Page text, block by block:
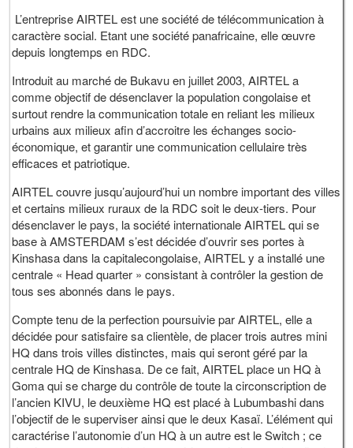
L’entreprise AIRTEL est une société de télécommunication à
caractère social. Etant une société panafricaine, elle œuvre
depuis longtemps en RDC.
Introduit au marché de Bukavu en juillet 2003, AIRTEL a
comme objectif de désenclaver la population congolaise et
surtout rendre la communication totale en reliant les milieux
urbains aux milieux afin d’accroitre les échanges socio-
économique, et garantir une communication cellulaire très
efficaces et patriotique.
AIRTEL couvre jusqu’aujourd’hui un nombre important des villes
et certains milieux ruraux de la RDC soit le deux-tiers. Pour
désenclaver le pays, la société internationale AIRTEL qui se
base à AMSTERDAM s’est décidée d’ouvrir ses portes à
Kinshasa dans la capitalecongolaise, AIRTEL y a installé une
centrale « Head quarter » consistant à contrôler la gestion de
tous ses abonnés dans le pays.
Compte tenu de la perfection poursuivie par AIRTEL, elle a
décidée pour satisfaire sa clientèle, de placer trois autres mini
HQ dans trois villes distinctes, mais qui seront géré par la
centrale HQ de Kinshasa. De ce fait, AIRTEL place un HQ à
Goma qui se charge du contrôle de toute la circonscription de
l’ancien KIVU, le deuxième HQ est placé à Lubumbashi dans
l’objectif de le superviser ainsi que le deux Kasaï. L’élément qui
caractérise l’autonomie d’un HQ à un autre est le Switch ; ce